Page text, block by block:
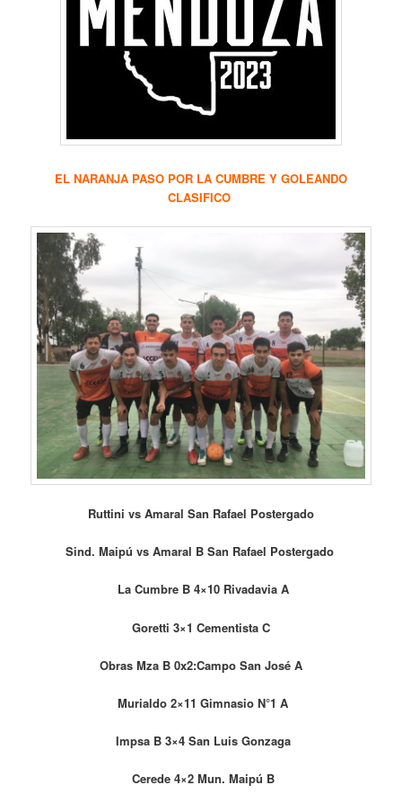
EL NARANJA PASO POR LA CUMBRE Y GOLEANDO
CLASIFICO
Ruttini vs Amaral San Rafael Postergado
Sind. Maipú vs Amaral B San Rafael Postergado
La Cumbre B 4×10 Rivadavia A
Goretti 3×1 Cementista C
Obras Mza B 0x2:Campo San José A
Murialdo 2×11 Gimnasio N°1 A
Impsa B 3×4 San Luis Gonzaga
Cerede 4×2 Mun. Maipú B